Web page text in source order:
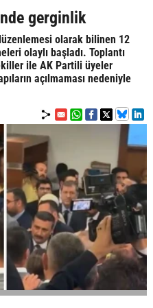
gerginlik
olarak bilinen 12
olaylı başladı. Toplantı
ile AK Partili üyeler
açılmaması nedeniyle